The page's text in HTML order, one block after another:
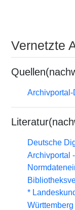
Vernetzte
Archivportal-
Deutsche
Archivportal
*